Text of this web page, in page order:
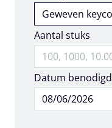
Aantal stuks
Datum benodigd